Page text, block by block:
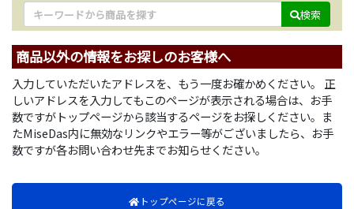
検索
商品以外の情報をお探しのお客様へ
入力していただいたアドレスを、もう一度お確かめください。 正
しいアドレスを入力してもこのページが表示される場合は、お手
数ですがトップページから該当するページをお探しください。ま
たMiseDas内に無効なリンクやエラー等がございましたら、お手
数ですが各お問い合わせ先までお知らせください。
トップページに戻る